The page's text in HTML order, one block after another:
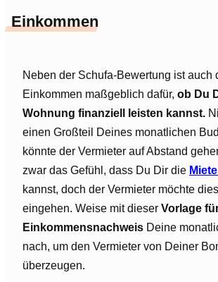
Einkommen
Neben der Schufa-Bewertung ist auch
Einkommen maßgeblich dafür, ob Du
Wohnung finanziell leisten kannst.
einen Großteil Deines monatlichen
könnte der Vermieter auf Abstand
zwar das Gefühl, dass Du Dir die
kannst, doch der Vermieter möchte
eingehen. Weise mit dieser Vorlage
Einkommensnachweis Deine
nach, um den Vermieter von Deiner
überzeugen.